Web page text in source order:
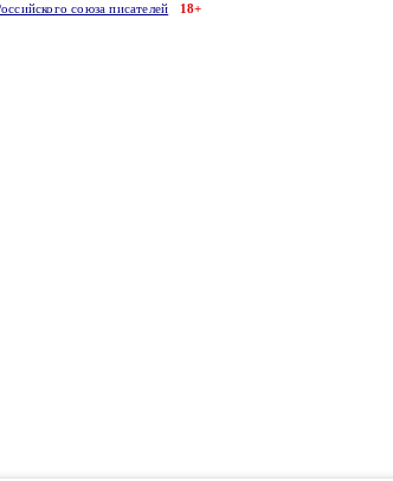
союза писателей 18+